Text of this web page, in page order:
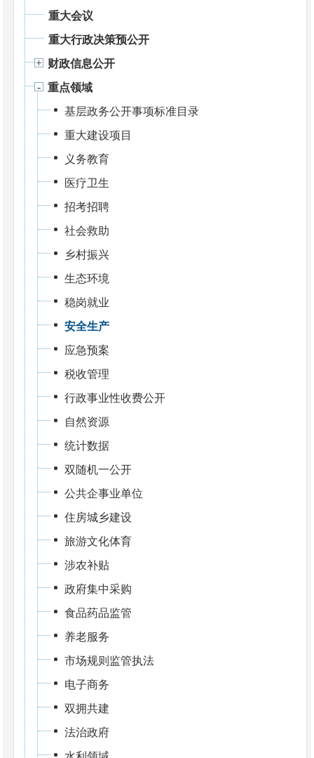
重大会议
重大行政决策预公开
财政信息公开
重点领域
基层政务公开事项标准目录
重大建设项目
义务教育
医疗卫生
招考招聘
社会救助
乡村振兴
生态环境
稳岗就业
安全生产
应急预案
税收管理
行政事业性收费公开
自然资源
统计数据
双随机一公开
公共企事业单位
住房城乡建设
旅游文化体育
涉农补贴
政府集中采购
食品药品监管
养老服务
市场规则监管执法
电子商务
双拥共建
法治政府